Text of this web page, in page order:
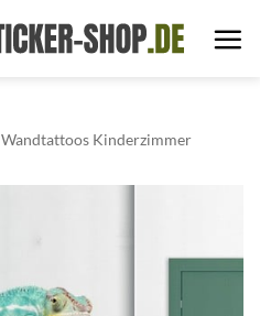
Wandtattoos Kinderzimmer